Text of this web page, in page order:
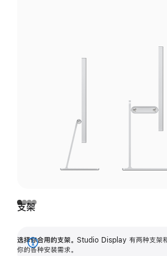
支架
选择你合用的支架。 Studio Display 有两种支架和
你的各种安装需求。
展